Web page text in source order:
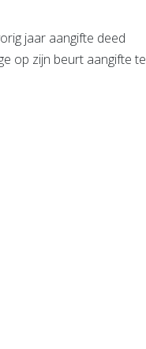
jaar aangifte deed
op zijn beurt aangifte te